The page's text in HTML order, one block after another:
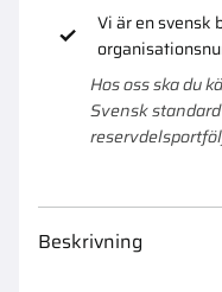
Vi är en svensk
Hos oss ska du
Svensk
Beskrivning